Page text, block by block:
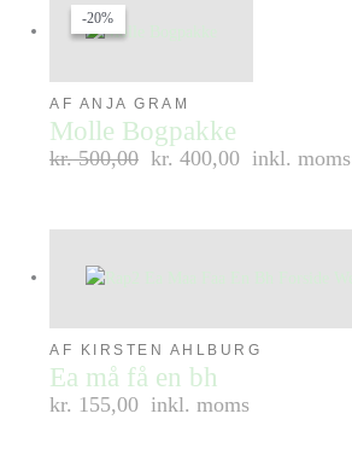
-20%
-20%
AF ANJA GRAM
Molle Bogpakke
kr.500,00 kr. 400,00 inkl. moms
AF KIRSTEN AHLBURG
Ea må få en bh
kr. 155,00 inkl. moms